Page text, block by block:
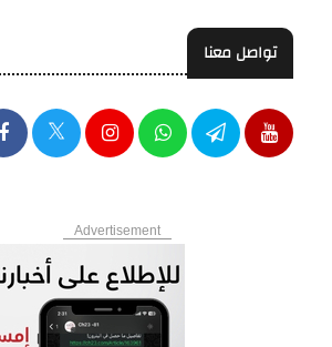
تواصل معنا
Advertisement